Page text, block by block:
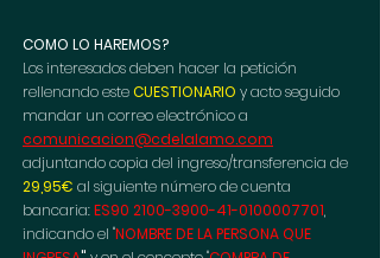
COMO LO HAREMOS?
Los interesados deben hacer la petición
rellenando este CUESTIONARIO y acto seguido
mandar un correo electrónico a
comunicacion@cdelalamo.com
adjuntando copia del ingreso/transferencia de
29,95€ al siguiente número de cuenta
bancaria: ES90 2100-3900-41-0100007701,
indicando el "NOMBRE DE LA PERSONA QUE